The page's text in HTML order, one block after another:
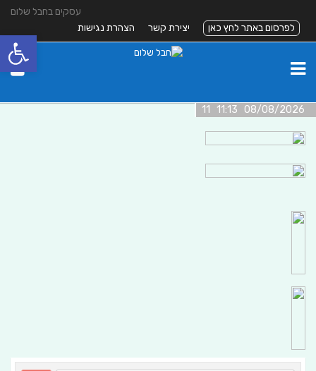
עסקים בחבל שלום
לפרסום באתר לחץ כאן
יצירת קשר הצהרת נגישות
08/08/2026 11:13 11
פתח